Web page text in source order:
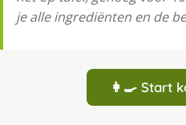
je alle ingrediënten en de
👩‍🍳 Start